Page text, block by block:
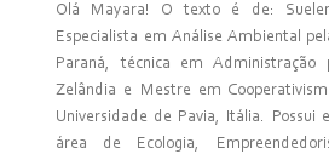
Olá Mayara! O texto é de:
Especialista em Análise Ambiental
Paraná, técnica em Administração
Zelândia e Mestre em
Universidade de Pavia, Itália. Possui
área de Ecologia,